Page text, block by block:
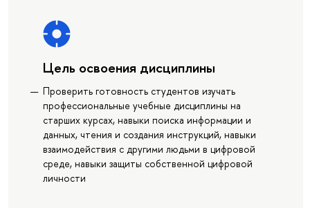
Цель освоения дисциплины
Проверить готовность студентов изучать
профессиональные учебные дисциплины на
старших курсах, навыки поиска информации и
данных, чтения и создания инструкций, навыки
взаимодействия с другими людьми в цифровой
среде, навыки защиты собственной цифровой
личности